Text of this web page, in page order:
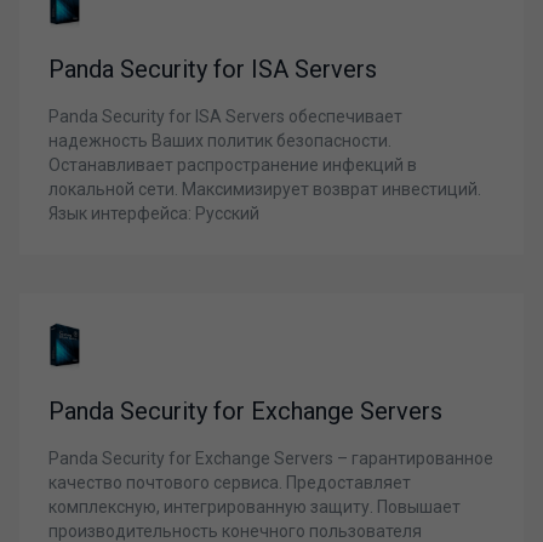
Panda Security for ISA Servers
Panda Security for ISA Servers обеспечивает
надежность Ваших политик безопасности.
Останавливает распространение инфекций в
локальной сети. Максимизирует возврат инвестиций.
Язык интерфейса: Русский
Panda Security for Exchange Servers
Panda Security for Exchange Servers – гарантированное
качество почтового сервиса. Предоставляет
комплексную, интегрированную защиту. Повышает
производительность конечного пользователя